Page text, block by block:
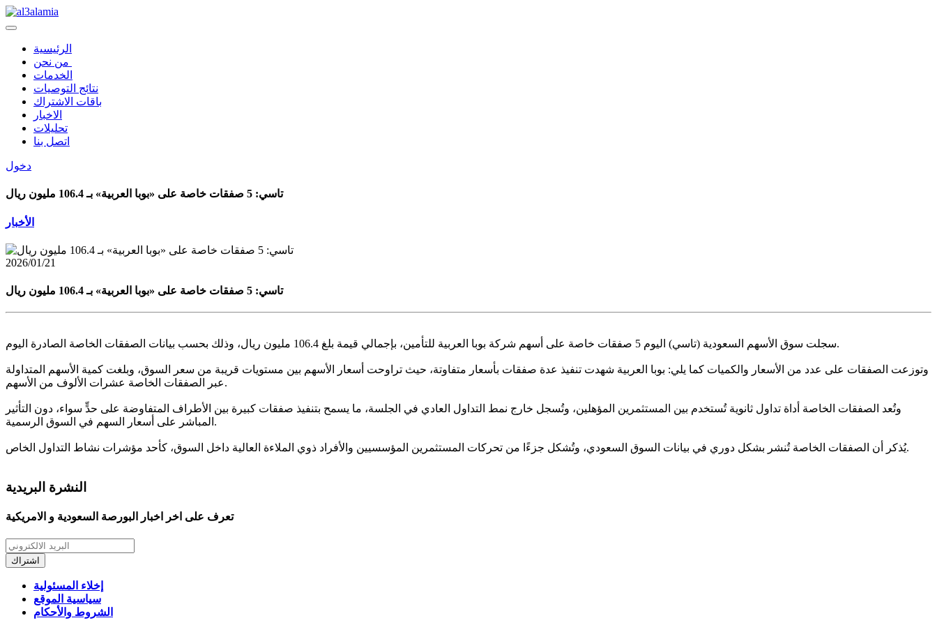
الرئيسية
الخدمات
نتائج التوصيات
باقات الاشتراك
الاخبار
تحليلات
اتصل بنا
دخول
تاسي: 5 صفقات خاصة على «بوبا العربية» بـ 106.4 مليون ريال
الأخبار
2026/01/21
تاسي: 5 صفقات خاصة على «بوبا العربية» بـ 106.4 مليون ريال
سجلت سوق الأسهم السعودية (تاسي) اليوم 5 صفقات خاصة على أسهم شركة بوبا العربية للتأمين، بإجمالي قيمة بلغ 106.4 مليون ريال، وذلك بحسب بيانات الصفقات الخاصة الصادرة اليوم.
وتوزعت الصفقات على عدد من الأسعار والكميات كما يلي: بوبا العربية شهدت تنفيذ عدة صفقات بأسعار متفاوتة، حيث تراوحت أسعار الأسهم بين مستويات قريبة من سعر السوق، وبلغت كمية الأسهم المتداولة
عبر الصفقات الخاصة عشرات الألوف من الأسهم.
وتُعد الصفقات الخاصة أداة تداول ثانوية تُستخدم بين المستثمرين المؤهلين، وتُسجل خارج نمط التداول العادي في الجلسة، ما يسمح بتنفيذ صفقات كبيرة بين الأطراف المتفاوضة على حدٍّ سواء، دون التأثير
المباشر على أسعار السهم في السوق الرسمية.
يُذكر أن الصفقات الخاصة تُنشر بشكل دوري في بيانات السوق السعودي، وتُشكل جزءًا من تحركات المستثمرين المؤسسيين والأفراد ذوي الملاءة العالية داخل السوق، كأحد مؤشرات نشاط التداول الخاص.
النشرة البريدية
تعرف على اخر اخبار البورصة السعودية و الامريكية
اشتراك
إخلاء المسئولية
سياسية الموقع
الشروط والأحكام